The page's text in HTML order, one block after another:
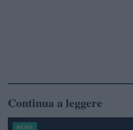
Continua a leggere
NEWS